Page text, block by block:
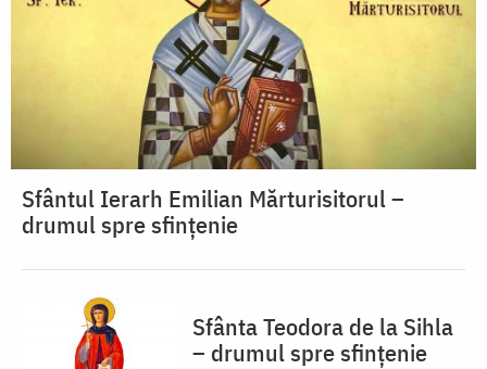
Sfântul Ierarh Emilian Mărturisitorul –
drumul spre sfințenie
Sfânta Teodora de la Sihla
– drumul spre sfințenie